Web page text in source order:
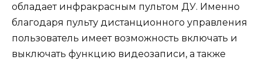
обладает инфракрасным пультом ДУ. Именно
благодаря пульту дистанционного управления
пользователь имеет возможность включать и
выключать функцию видеозаписи, а также